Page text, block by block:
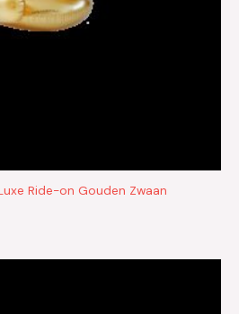
Ride-on Gouden Zwaan